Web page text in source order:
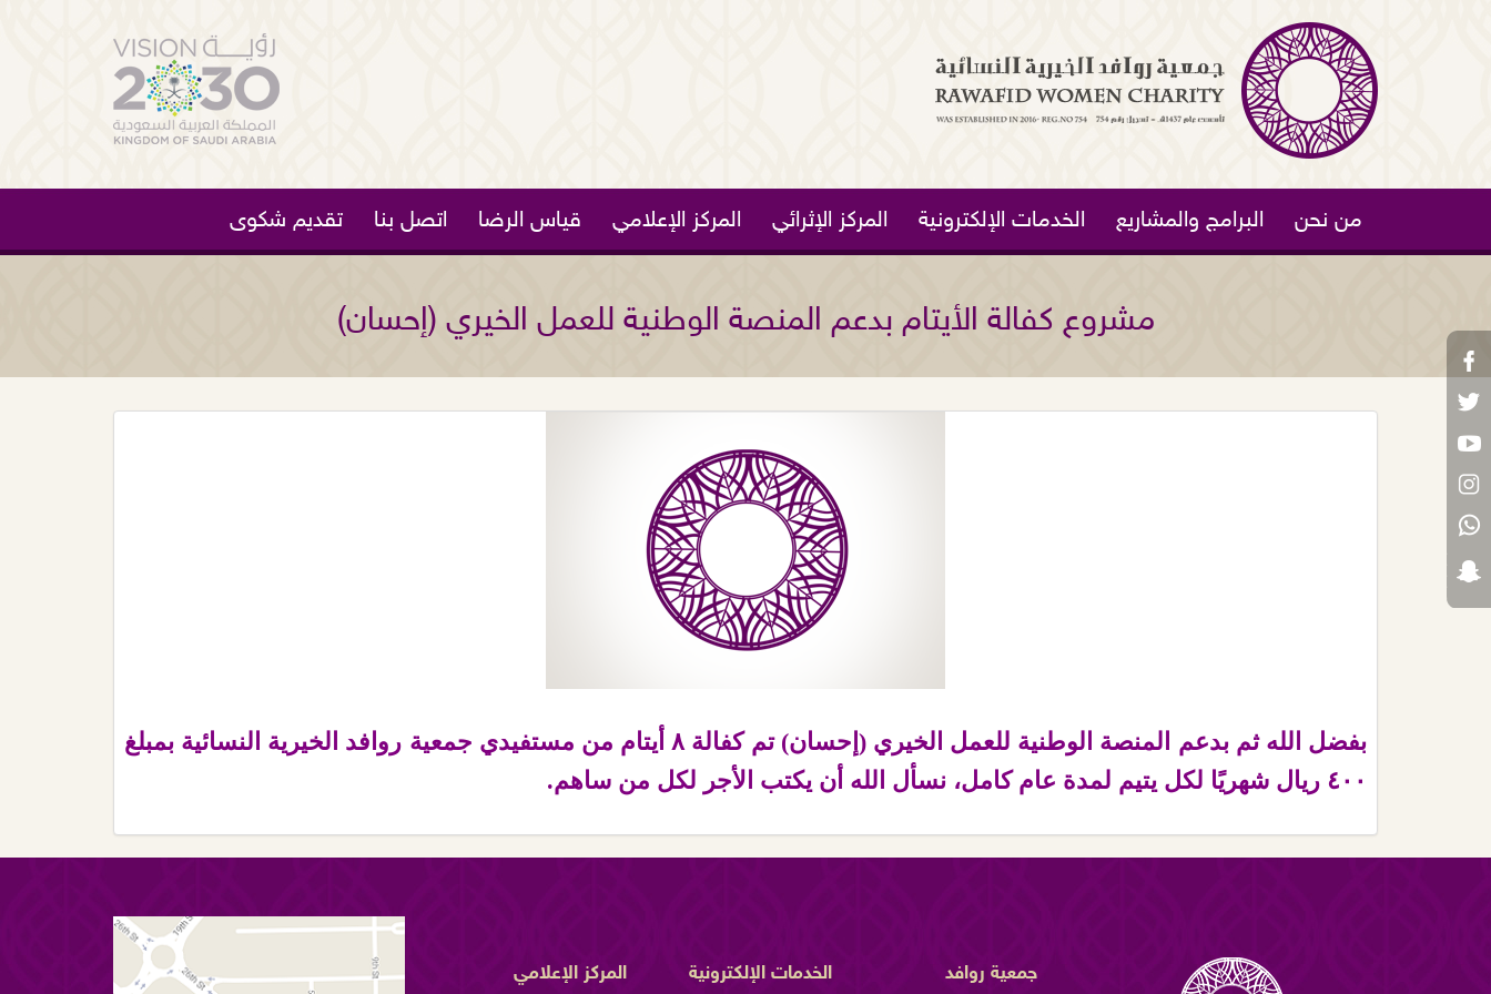
من نحن البرامج والمشاريع الخدمات الإلكترونية المركز الإثرائي المركز الإعلامي قياس الرضا اتصل بنا تقديم شكوى
مشروع كفالة الأيتام بدعم المنصة الوطنية للعمل الخيري (إحسان)
بفضل الله ثم بدعم المنصة الوطنية للعمل الخيري (إحسان)
تم كفالة ٨ أيتام من مستفيدي جمعية روافد الخيرية النسائية بمبلغ
٤٠٠ ريال شهريًا لكل يتيم لمدة عام كامل، نسأل الله أن يكتب الأجر لكل من ساهم.
جمعية روافد الخدمات الإلكترونية المركز الإعلامي